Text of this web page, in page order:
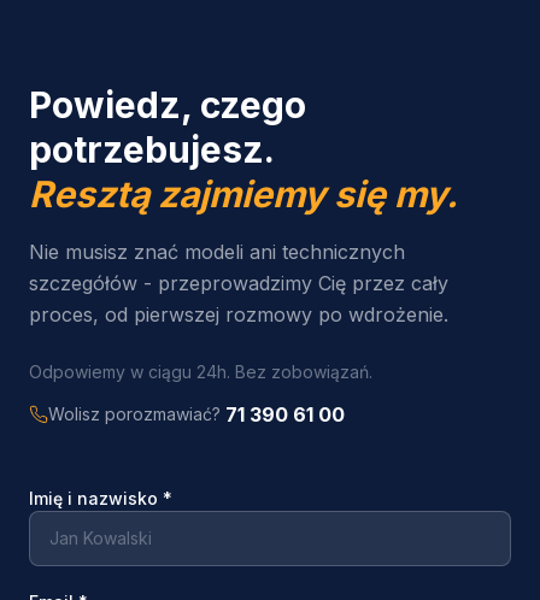
Powiedz, czego
potrzebujesz.
Resztą zajmiemy się my.
Nie musisz znać modeli ani technicznych
szczegółów - przeprowadzimy Cię przez cały
proces, od pierwszej rozmowy po wdrożenie.
Odpowiemy w ciągu 24h. Bez zobowiązań.
Wolisz porozmawiać? 71 390 61 00
Imię i nazwisko *